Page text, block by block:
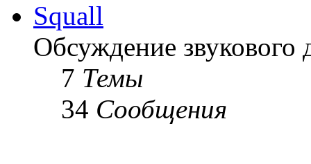
Squall
Обсуждение звукового
7 Темы
34 Сообщения